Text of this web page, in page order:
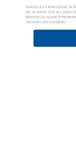
Gracias a un tubo apical, la
de su presa. Con sus patas
Mientras la sujeta
vaciarlas por completo.